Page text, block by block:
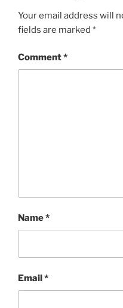
Your email address will
fields are marked *
Comment*
Name*
Email*